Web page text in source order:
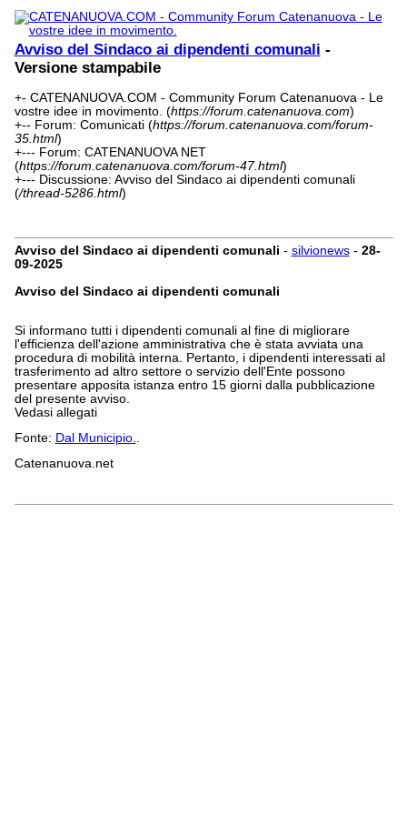
Avviso del Sindaco ai dipendenti comunali -
Versione stampabile
+- CATENANUOVA.COM - Community Forum Catenanuova - Le
vostre idee in movimento. (https://forum.catenanuova.com)
+-- Forum: Comunicati (https://forum.catenanuova.com/forum-
35.html)
+--- Forum: CATENANUOVA NET
(https://forum.catenanuova.com/forum-47.html)
+--- Discussione: Avviso del Sindaco ai dipendenti comunali
(/thread-5286.html)
Avviso del Sindaco ai dipendenti comunali - silvionews- 28-
09-2025
Avviso del Sindaco ai dipendenti comunali
Si informano tutti i dipendenti comunali al fine di migliorare
l'efficienza dell'azione amministrativa che è stata avviata una
procedura di mobilità interna. Pertanto, i dipendenti interessati al
trasferimento ad altro settore o servizio dell'Ente possono
presentare apposita istanza entro 15 giorni dalla pubblicazione
del presente avviso.
Vedasi allegati
Fonte: Dal Municipio..
Catenanuova.net